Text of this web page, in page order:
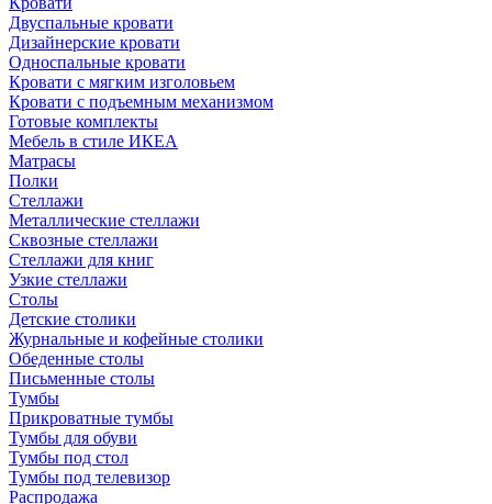
Двуспальные кровати
Дизайнерские кровати
Односпальные кровати
Кровати с мягким изголовьем
Кровати с подъемным механизмом
Готовые комплекты
Мебель в стиле ИКЕА
Матрасы
Полки
Стеллажи
Металлические стеллажи
Сквозные стеллажи
Стеллажи для книг
Узкие стеллажи
Столы
Детские столики
Журнальные и кофейные столики
Обеденные столы
Письменные столы
Тумбы
Прикроватные тумбы
Тумбы для обуви
Тумбы под стол
Тумбы под телевизор
Распродажа